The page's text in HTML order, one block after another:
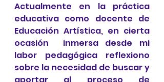
Actualmente en la práctica
educativa como docente de
Educación Artística, en cierta
ocasión  inmersa desde mi
labor pedagógica reflexiono
sobre la necesidad de buscar y